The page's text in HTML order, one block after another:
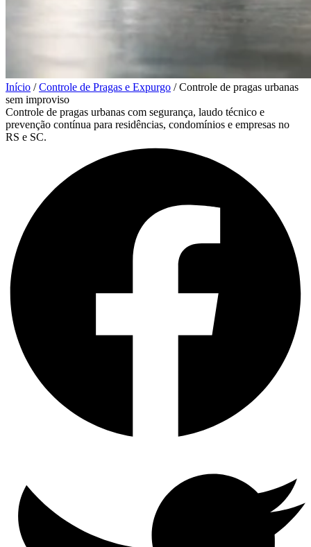
Início / Controle de Pragas e Expurgo /Controle de pragas urbanas
sem improviso
Controle de pragas urbanas com segurança, laudo técnico e
prevenção contínua para residências, condomínios e empresas no
RS e SC.